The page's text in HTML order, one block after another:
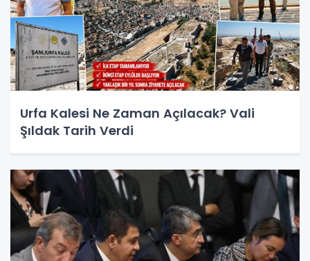
Urfa Kalesi Ne Zaman Açılacak? Vali
Şıldak Tarih Verdi